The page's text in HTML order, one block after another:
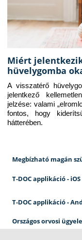
Miért
hüvelygomba
A visszatérő
jelentkező
jelzése: valami
fontos, hogy
hátterében.
Megbízható magán
T-DOC applikáció - iOS
T-DOC applikáció -
Országos orvosi